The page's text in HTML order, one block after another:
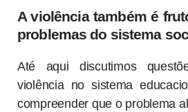
A violência também é
problemas do sistema
Até aqui discutimos
violência no sistema
compreender que o problema